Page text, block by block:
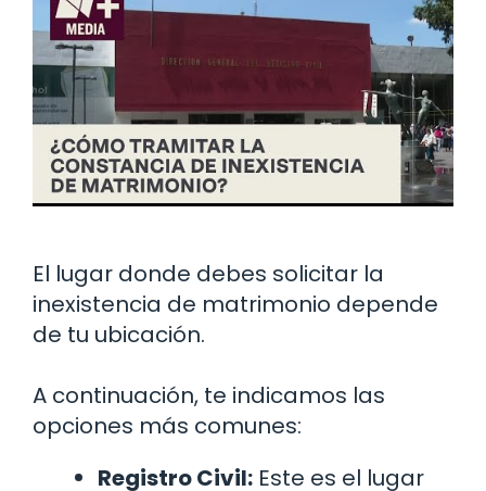
El lugar donde debes solicitar la
inexistencia de matrimonio depende
de tu ubicación.
A continuación, te indicamos las
opciones más comunes:
Registro Civil: Este es el lugar